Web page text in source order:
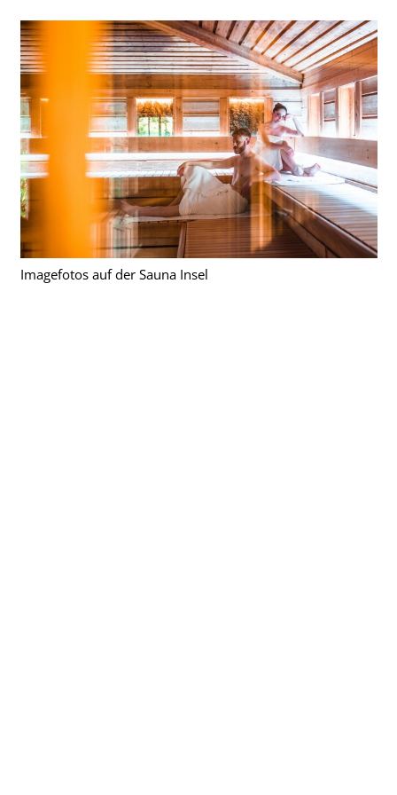
Imagefotos auf der Sauna Insel